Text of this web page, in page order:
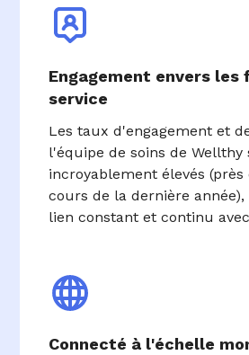
Engagement envers
service
Les taux d'engagement et
l'équipe de soins de Wellthy
incroyablement élevés (près
cours de la dernière
lien constant et continu
Connecté à l'échelle